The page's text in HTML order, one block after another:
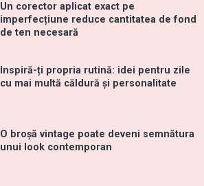
Un corector aplicat exact pe
imperfecțiune reduce cantitatea de fond
de ten necesară
Inspiră-ți propria rutină: idei pentru zile
cu mai multă căldură și personalitate
O broșă vintage poate deveni semnătura
unui look contemporan